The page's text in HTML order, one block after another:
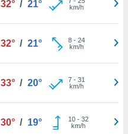
32° / 21°
km/h
32° / 21° 8- 24
km/h
33° / 20° 7- 31
km/h
30° / 19° 10- 32
km/h